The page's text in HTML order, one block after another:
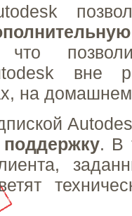
вне
на
. В